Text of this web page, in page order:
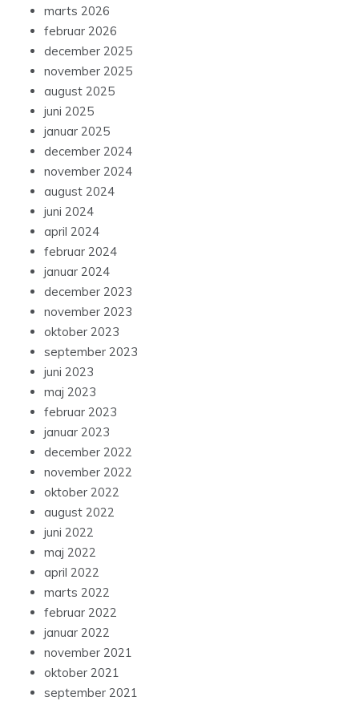
marts 2026
februar 2026
december 2025
november 2025
august 2025
juni 2025
januar 2025
december 2024
november 2024
august 2024
juni 2024
april 2024
februar 2024
januar 2024
december 2023
november 2023
oktober 2023
september 2023
juni 2023
maj 2023
februar 2023
januar 2023
december 2022
november 2022
oktober 2022
august 2022
juni 2022
maj 2022
april 2022
marts 2022
februar 2022
januar 2022
november 2021
oktober 2021
september 2021